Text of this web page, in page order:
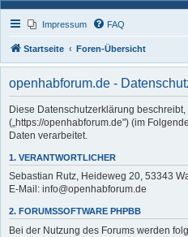
Impressum FAQ
Startseite Foren-Übersicht
openhabforum.de -
Diese Datenschutzerklärung
(„https://openhabforum.de") (im
Daten verarbeitet.
1. VERANTWORTLICHER
Sebastian Rutz, Heideweg 20, 53343
E-Mail: info@openhabforum.de
2. FORUMSSOFTWARE PHPBB
Bei der Nutzung des Forums werden